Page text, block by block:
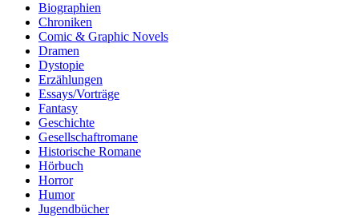
Biographien
Chroniken
Comic & Graphic Novels
Dramen
Dystopie
Erzählungen
Essays/Vorträge
Fantasy
Geschichte
Gesellschaftromane
Historische Romane
Hörbuch
Horror
Humor
Jugendbücher